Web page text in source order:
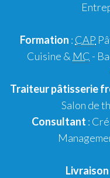
Formation : CAP
Cuisine & MC -
Traiteur pâtisserie
Salon de
Consultant :
Livraison